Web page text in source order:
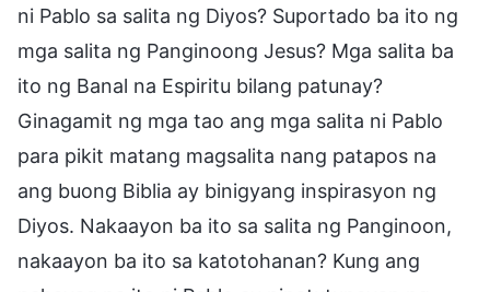
ni Pablo sa salita ng Diyos? Suportado ba ito ng
mga salita ng Panginoong Jesus? Mga salita ba
ito ng Banal na Espiritu bilang patunay?
Ginagamit ng mga tao ang mga salita ni Pablo
para pikit matang magsalita nang patapos na
ang buong Biblia ay binigyang inspirasyon ng
Diyos. Nakaayon ba ito sa salita ng Panginoon,
nakaayon ba ito sa katotohanan? Kung ang